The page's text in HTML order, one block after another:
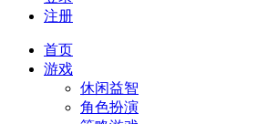
注册
首页
游戏
休闲益智
角色扮演